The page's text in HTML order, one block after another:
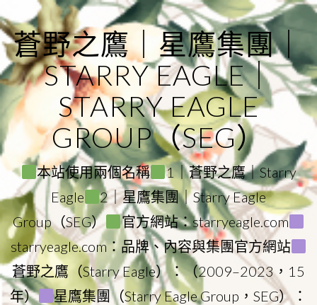
to
content
蒼野之鷹｜星鷹集團｜
STARRY EAGLE｜
STARRY EAGLE
GROUP（SEG）
本站使用兩個名稱
1｜蒼野之鷹｜Starry
Eagle
2｜星鷹集團｜Starry Eagle
Group（SEG）
官方網站：starryeagle.com
starryeagle.com：品牌、內容與集團官方網站
蒼野之鷹（Starry Eagle）：（2009–2023，15
年）
星鷹集團（Starry Eagle Group，SEG）：